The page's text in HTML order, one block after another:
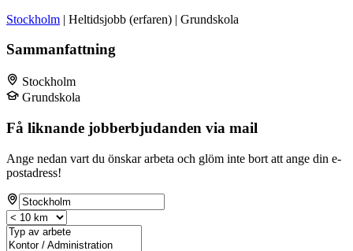
Stockholm | Heltidsjobb (erfaren) | Grundskola
Sammanfattning
Stockholm
Grundskola
Få liknande jobberbjudanden via mail
Ange nedan vart du önskar arbeta och glöm inte bort att ange din e-
postadress!